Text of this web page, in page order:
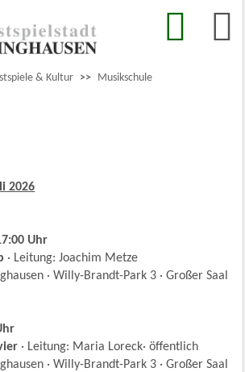
& Kultur >> Musikschule
2026
Uhr
· Leitung: Joachim Metze
· Willy-Brandt-Park 3 · Großer Saal
· Leitung: Maria Loreck· öffentlich
· Willy-Brandt-Park 3 · Großer Saal